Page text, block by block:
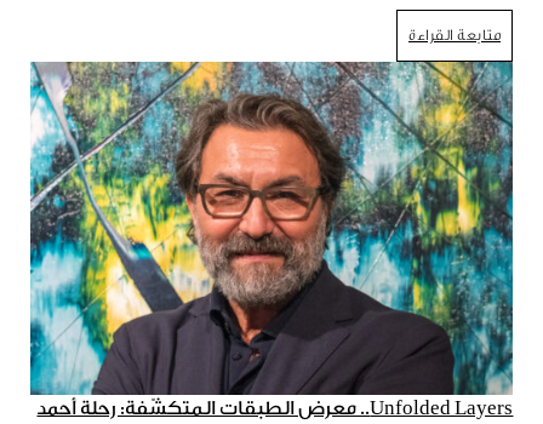
متابعة القراءة
Unfolded Layers.. معرض الطبقات المتكشّفة: رحلة أحمد